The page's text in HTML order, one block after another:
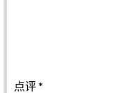
点评*